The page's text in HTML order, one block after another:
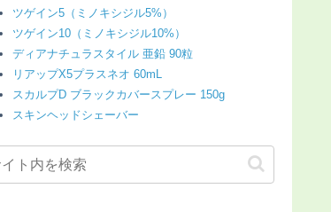
ツゲイン5（ミノキシジル5%）
ツゲイン10（ミノキシジル10%）
ディアナチュラスタイル 亜鉛 90粒
リアップX5プラスネオ 60mL
スカルプD ブラックカバースプレー 150g
スキンヘッドシェーバー